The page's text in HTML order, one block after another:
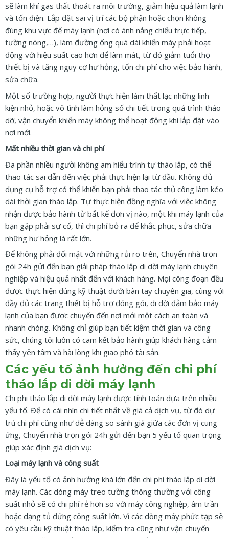
sẽ làm khí gas thất thoát ra môi trường, giảm hiệu quả làm lạnh
và tốn điện. Lắp đặt sai vị trí các bộ phận hoặc chọn không
đúng khu vực để máy lạnh (nơi có ánh nắng chiếu trực tiếp,
tường nóng,…), làm đường ống quá dài khiến máy phải hoạt
động với hiệu suất cao hơn để làm mát, từ đó giảm tuổi thọ
thiết bị và tăng nguy cơ hư hỏng, tốn chi phí cho việc bảo hành,
sửa chữa.
Một số trường hợp, người thực hiện làm thất lạc những linh
kiện nhỏ, hoặc vô tình làm hỏng số chi tiết trong quá trình tháo
dỡ, vận chuyển khiến máy không thể hoạt động khi lắp đặt vào
nơi mới.
Mất nhiều thời gian và chi phí
Đa phần nhiều người không am hiểu trình tự tháo lắp, có thể
thao tác sai dẫn đến việc phải thực hiện lại từ đầu. Không đủ
dụng cụ hỗ trợ có thể khiến bạn phải thao tác thủ công làm kéo
dài thời gian tháo lắp. Tự thực hiện đồng nghĩa với việc không
nhận được bảo hành từ bất kể đơn vị nào, một khi máy lạnh của
bạn gặp phải sự cố, thì chi phí bỏ ra để khắc phục, sửa chữa
những hư hỏng là rất lớn.
Để không phải đối mặt với những rủi ro trên, Chuyển nhà trọn
gói 24h gửi đến bạn giải pháp tháo lắp di dời máy lạnh chuyên
nghiệp và hiệu quả nhất đến với khách hàng. Mọi công đoạn đều
được thực hiện đúng kỹ thuật dưới bàn tay chuyên gia, cùng với
đầy đủ các trang thiết bị hỗ trợ đóng gói, di dời đảm bảo máy
lạnh của bạn được chuyển đến nơi mới một cách an toàn và
nhanh chóng. Không chỉ giúp bạn tiết kiệm thời gian và công
sức, chúng tôi luôn có cam kết bảo hành giúp khách hàng cảm
thấy yên tâm và hài lòng khi giao phó tài sản.
Các yếu tố ảnh hưởng đến chi phí
tháo lắp di dời máy lạnh
Chi phi tháo lắp di dời máy lạnh được tính toán dựa trên nhiều
yếu tố. Để có cái nhìn chi tiết nhất về giá cả dịch vụ, từ đó dự
trù chi phí cũng như dễ dàng so sánh giá giữa các đơn vị cung
ứng, Chuyển nhà trọn gói 24h gửi đến bạn 5 yếu tố quan trọng
giúp xác định giá dịch vụ:
Loại máy lạnh và công suất
Đây là yếu tố có ảnh hưởng khá lớn đến chi phí tháo lắp di dời
máy lạnh. Các dòng máy treo tường thông thường với công
suất nhỏ sẽ có chi phí rẻ hơn so với máy công nghiệp, âm trần
hoặc dạng tủ đứng công suất lớn. Vì các dòng máy phức tạp sẽ
có yêu cầu kỹ thuật tháo lắp, kiểm tra cũng như vận chuyển